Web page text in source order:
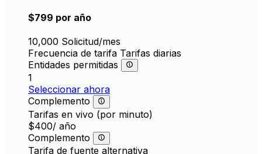
$799 por año
10,000 Solicitud/mes
Frecuencia de tarifa Tarifas diarias
Entidades permitidas
1
Seleccionar ahora
Complemento
Tarifas en vivo (por minuto)
$400/ año
Complemento
Tarifa de fuente alternativa